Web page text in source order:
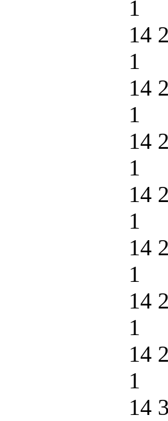
1
14
1
14
1
14
1
14
1
14
1
14
1
14
1
14